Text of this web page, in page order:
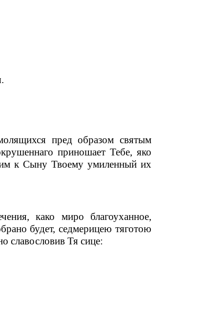
пред образом святым
приношает Тебе, яко
к Сыну Твоему умиленный их
како миро благоуханное,
будет, седмерицею тяготою
славословив Тя сице: